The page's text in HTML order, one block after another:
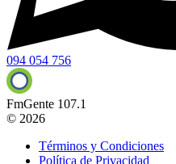
094 054 756
FmGente 107.1
© 2026
Términos y Condiciones
Política de Privacidad